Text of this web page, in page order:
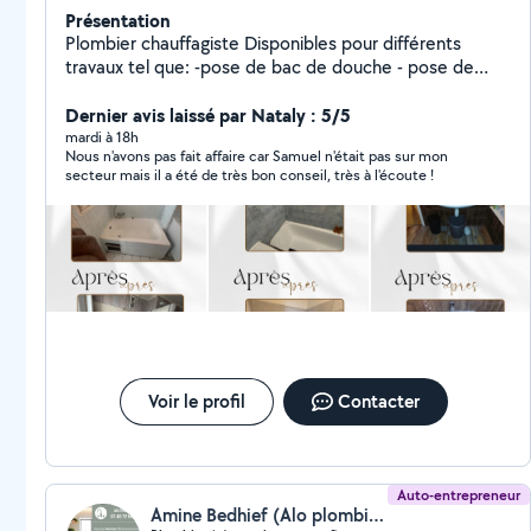
Présentation
Plombier chauffagiste Disponibles pour différents
travaux tel que: -pose de bac de douche - pose de
bain -débouchage toilette, salle de bain, évier -
installation chaudière / ballon d'eau chaude -Pose WC -
Installation évier -Pose de radiateur Ext..
Dernier avis laissé par Nataly : 5/5
mardi à 18h
Nous n'avons pas fait affaire car Samuel n'était pas sur mon
secteur mais il a été de très bon conseil, très à l'écoute !
Voir le profil Contacter
Auto-entrepreneur
Amine Bedhief (Alo plombier)